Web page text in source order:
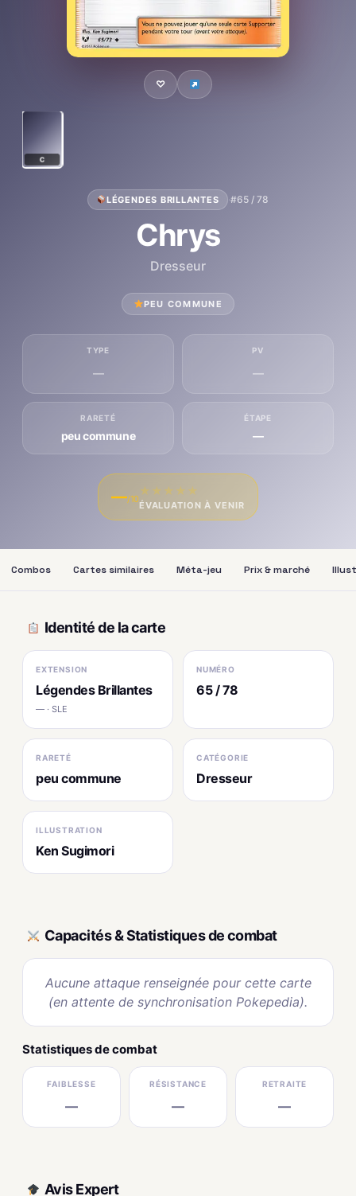
♡
C
LÉGENDES BRILLANTES ·#65 / 78
Chrys
Dresseur
PEU COMMUNE
TYPE
—
PV
—
RARETÉ
peu commune
ÉTAPE
—
—/10
★ ★ ★ ★ ★
ÉVALUATION À VENIR
Combos Cartes similaires Méta-jeu Prix & marché
Identité de la carte
EXTENSION
Légendes Brillantes
— · SLE
NUMÉRO
65 / 78
RARETÉ
peu commune
CATÉGORIE
Dresseur
ILLUSTRATION
Ken Sugimori
Capacités & Statistiques de combat
Aucune attaque renseignée pour cette carte
(en attente de synchronisation Pokepedia).
Statistiques de combat
FAIBLESSE
—
RÉSISTANCE
—
RETRAITE
—
Avis Expert